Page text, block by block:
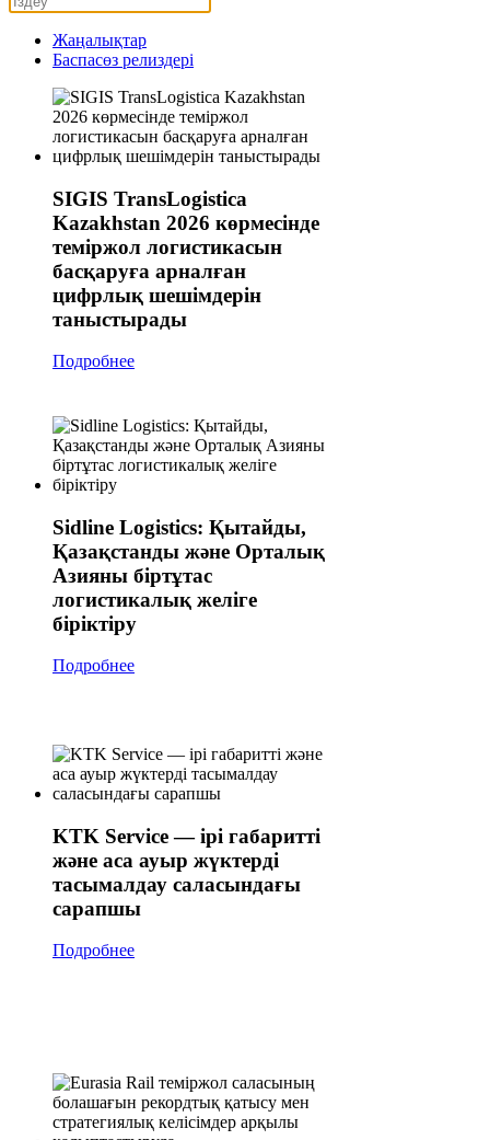
Жаңалықтар
Баспасөз релиздері
SIGIS TransLogistica
Kazakhstan 2026 көрмесінде
теміржол логистикасын
басқаруға арналған
цифрлық шешімдерін
таныстырады
Подробнее
Sidline Logistics: Қытайды,
Қазақстанды және Орталық
Азияны біртұтас
логистикалық желіге
біріктіру
Подробнее
KTK Service — ірі габаритті
және аса ауыр жүктерді
тасымалдау саласындағы
сарапшы
Подробнее